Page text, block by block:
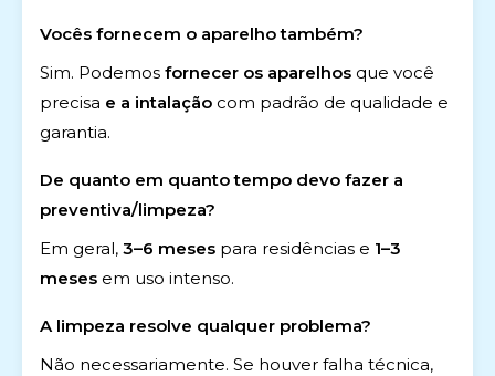
Vocês fornecem o aparelho também?
Sim. Podemos fornecer os aparelhos que você
precisa e a intalação com padrão de qualidade e
garantia.
De quanto em quanto tempo devo fazer a
preventiva/limpeza?
Em geral, 3–6 meses para residências e 1–3
meses em uso intenso.
A limpeza resolve qualquer problema?
Não necessariamente. Se houver falha técnica,